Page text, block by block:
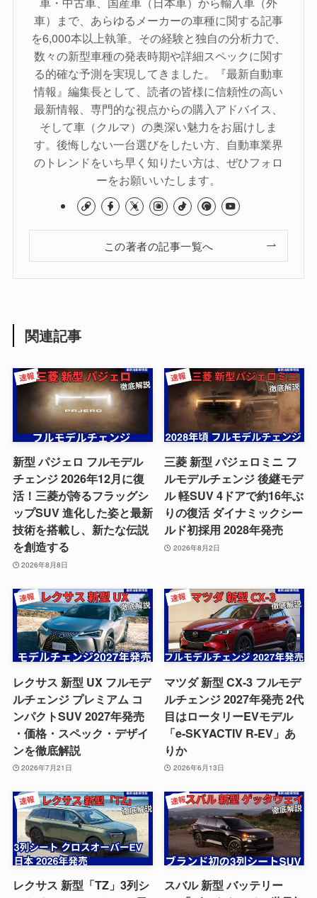
車）まで、あらゆるメーカーの車種に関する記事
を6,000本以上執筆。その経験と独自の分析力で、
数々の新型車種の発表時期や詳細スペックに関す
る的確な予測を実現してきました。『最新自動車
情報』編集長として、読者の皆様に信頼性の高い
最新情報、専門的な視点からの購入アドバイス、
そして車（クルマ）の奥深い魅力をお届けしま
す。後悔しない一台選びをしたい方、自動車業界
のトレンドをいち早く知りたい方は、ぜひフォロ
ーをお願いいたします。
この著者の記事一覧へ
関連記事
新型 パジェロ フルモデル
チェンジ 2026年12月に復
活！三菱が誇るフラッグシ
ップSUV 進化した姿と最新
技術を搭載し、新たな伝説
を創造する
2026年8月8日
三菱 新型 パジェロミニ フ
ルモデルチェンジ 後継モデ
ル 軽SUV 4ドアで約16年ぶ
りの復活 ダイナミックシー
ルド初採用 2028年発売
2026年8月2日
レクサス 新型 UX フルモデ
ルチェンジ プレミアム コ
ンパクトSUV 2027年発売
・価格・スペック・デザイ
ンを徹底解説
2026年7月21日
マツダ 新型 CX-3 フルモデ
ルチェンジ 2027年発売 2代
目はロータリーEVモデル
「e-SKYACTIV R-EV」あ
りか
2026年6月13日
レクサス 新型「TZ」3列シ
スバル 新型 バッテリー